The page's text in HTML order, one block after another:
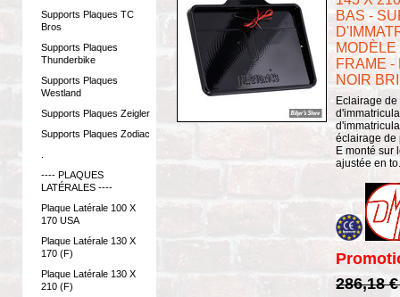
Supports Plaques TC
Bros
Supports Plaques
Thunderbike
Supports Plaques
Westland
Supports Plaques Zeigler
Supports Plaques Zodiac
---- PLAQUES
LATÉRALES ----
Plaque Latérale 100 X
170 USA
Plaque Latérale 130 X
170 (F)
Plaque Latérale 130 X
210 (F)
BAS -
FRAME -
NOIR
Eclairage
éclairage de
E monté sur
ajustée en
286,18